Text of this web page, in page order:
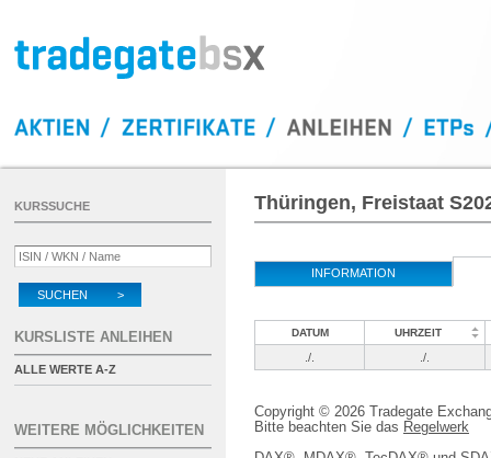
Thüringen, Freistaat
INFORMATION
DATUM UHRZEIT
./. ./.
Copyright © 2026 Tradegate
Bitte beachten Sie das Regelwerk
KURSSUCHE
SUCHEN >
KURSLISTE ANLEIHEN
ALLE WERTE A-Z
WEITERE MÖGLICHKEITEN